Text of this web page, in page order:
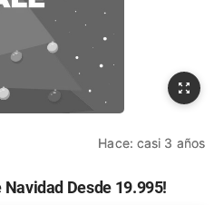
Hace: casi 3 años
Desde 19.995!